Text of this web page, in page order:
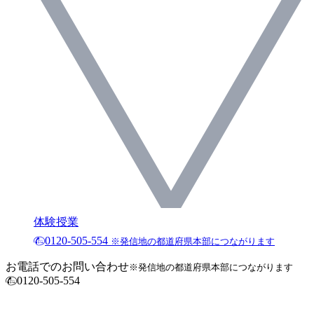
体験授業
0120-505-554 ※発信地の都道府県本部につながります
お電話でのお問い合わせ※発信地の都道府県本部につながります
0120-505-554